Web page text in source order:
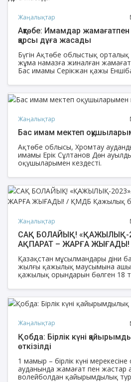
Жаңалықтар
Ақтөбе: Имамдар жамағатпен
қарсы дұға жасады
Бүгін Ақтөбе облыстық орталық
жұма намазға жиналған
Бас имамы Серікжан қажы
Жаңалықтар
Бас имам мектеп
Ақтөбе облысы, Хромтау
имамы Ерік Сұлтанов Дөн
оқушыларымен кездесті.
Жаңалықтар
САҚ БОЛАЙЫҚ! «ҚАЖЫЛЫҚ-
АҚПАРАТ – ЖАРҒА
Қазақстан мұсылмандары діни
жылғы қажылық маусымына ашық
қажылық орындарын бөлген 18
жайлы хабарлаған болатынбыз.
Жаңалықтар
Қобда: Бірлік күні
өткізілді
1 мамыр – бірлік күні
ауданында жамағат пен жастар
волейболдан қайырымдылық